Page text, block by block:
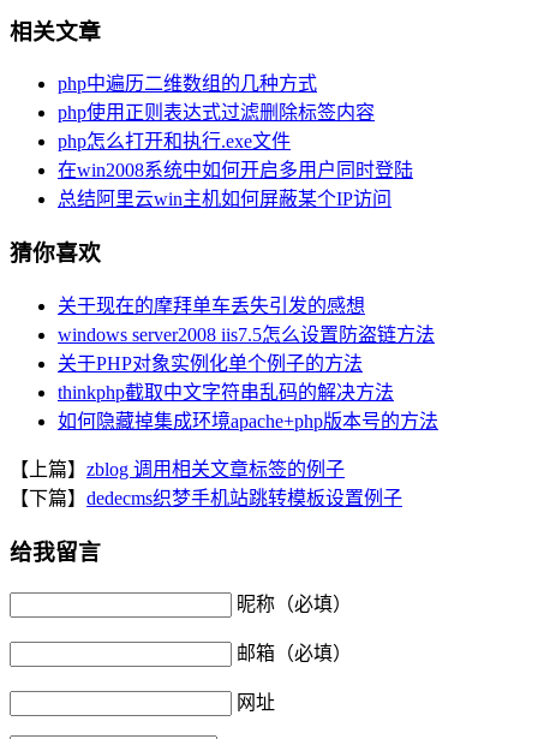
相关文章
php中遍历二维数组的几种方式
php使用正则表达式过滤删除标签内容
php怎么打开和执行.exe文件
在win2008系统中如何开启多用户同时登陆
总结阿里云win主机如何屏蔽某个IP访问
猜你喜欢
关于现在的摩拜单车丢失引发的感想
windows server2008 iis7.5怎么设置防盗链方法
关于PHP对象实例化单个例子的方法
thinkphp截取中文字符串乱码的解决方法
如何隐藏掉集成环境apache+php版本号的方法
【上篇】 zblog 调用相关文章标签的例子
【下篇】 dedecms织梦手机站跳转模板设置例子
给我留言
昵称（必填）
邮箱（必填）
网址